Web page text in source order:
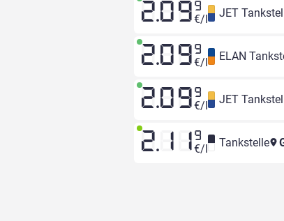
2.09 9
€/l JET
2.09 9
€/l ELAN
2.09 9
€/l JET
2.11 9
€/l Tankstelle